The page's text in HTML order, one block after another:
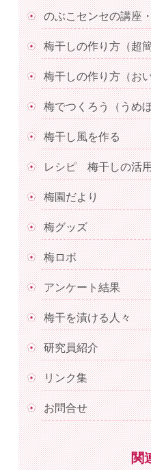
のぶこセンセの講座
梅干しの作り方（超
梅干しの作り方（お
梅でつくろう（うめ
梅干し風を作る
レシピ 梅干しの活
梅園だより
梅グッズ
梅ロボ
アンケート結果
梅干を漬ける人々
研究員紹介
リンク集
お問合せ
関